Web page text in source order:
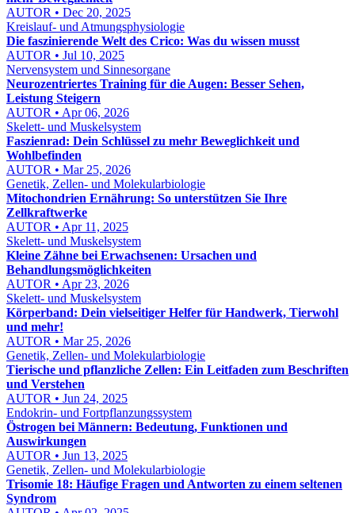
AUTOR • Dec 20, 2025
Kreislauf- und Atmungsphysiologie
Die faszinierende Welt des Crico: Was du wissen musst
AUTOR • Jul 10, 2025
Nervensystem und Sinnesorgane
Neurozentriertes Training für die Augen: Besser Sehen,
Leistung Steigern
AUTOR • Apr 06, 2026
Skelett- und Muskelsystem
Faszienrad: Dein Schlüssel zu mehr Beweglichkeit und
Wohlbefinden
AUTOR • Mar 25, 2026
Genetik, Zellen- und Molekularbiologie
Mitochondrien Ernährung: So unterstützen Sie Ihre
Zellkraftwerke
AUTOR • Apr 11, 2025
Skelett- und Muskelsystem
Kleine Zähne bei Erwachsenen: Ursachen und
Behandlungsmöglichkeiten
AUTOR • Apr 23, 2026
Skelett- und Muskelsystem
Körperband: Dein vielseitiger Helfer für Handwerk, Tierwohl
und mehr!
AUTOR • Mar 25, 2026
Genetik, Zellen- und Molekularbiologie
Tierische und pflanzliche Zellen: Ein Leitfaden zum Beschriften
und Verstehen
AUTOR • Jun 24, 2025
Endokrin- und Fortpflanzungssystem
Östrogen bei Männern: Bedeutung, Funktionen und
Auswirkungen
AUTOR • Jun 13, 2025
Genetik, Zellen- und Molekularbiologie
Trisomie 18: Häufige Fragen und Antworten zu einem seltenen
Syndrom